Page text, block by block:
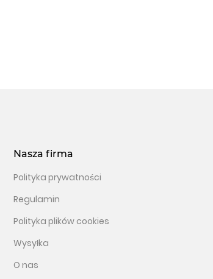
Nasza firma
Polityka prywatności
Regulamin
Polityka plików cookies
Wysyłka
O nas